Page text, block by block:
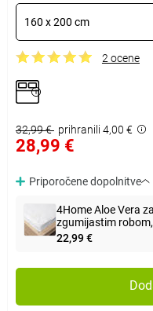
160 x 200 cm
2 ocene
32,99 € prihranili 4,00 €
28,99 €
Priporočene dopolnitve
4Home Aloe Vera
zgumijastim
22,99 €